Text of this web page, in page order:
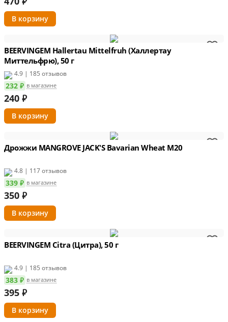
BEERVINGEM Hallertau Mittelfruh (Халлертау
Миттельфрю), 50 г
4.9 | 185 отзывов
232 ₽ в магазине
240 ₽
Дрожжи MANGROVE JACK'S Bavarian Wheat M20
4.8 | 117 отзывов
339 ₽ в магазине
350 ₽
BEERVINGEM Citra (Цитра), 50 г
4.9 | 185 отзывов
383 ₽ в магазине
395 ₽